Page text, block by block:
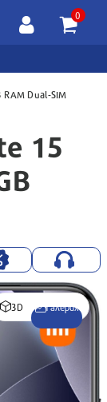
0
Dual-SIM
15
3D Галерия